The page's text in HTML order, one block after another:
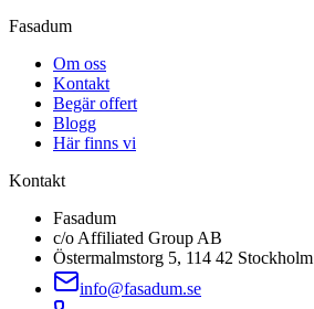
Fasadum
Om oss
Kontakt
Begär offert
Blogg
Här finns vi
Kontakt
Fasadum
c/o Affiliated Group AB
Östermalmstorg 5, 114 42 Stockholm
info@fasadum.se